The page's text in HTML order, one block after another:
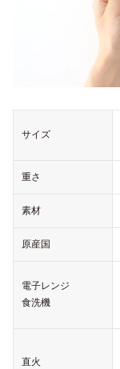
サイズ
重さ
素材
原産国
電子レンジ
食洗機
直火